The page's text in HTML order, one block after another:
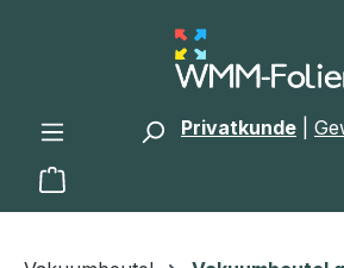
Zum Hauptinhalt springen
Privatkunde
Warenkorb enthält 0